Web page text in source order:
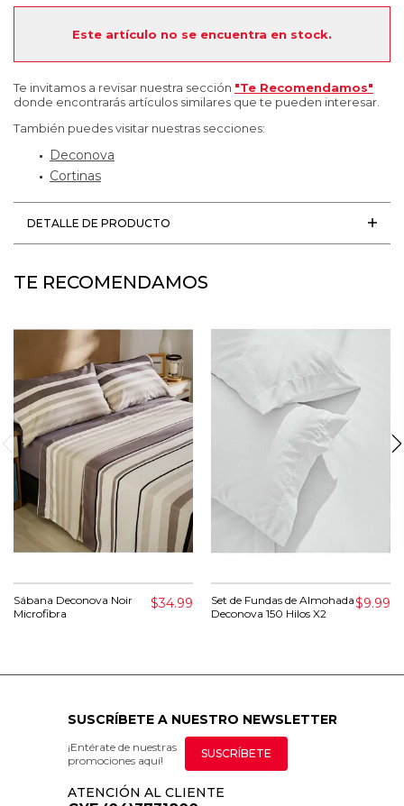
Este artículo no se encuentra en stock.
Te invitamos a revisar nuestra sección "Te Recomendamos"
donde encontrarás artículos similares que te pueden interesar.
También puedes visitar nuestras secciones:
Deconova
Cortinas
DETALLE DE PRODUCTO
TE RECOMENDAMOS
Sábana Deconova Noir
Microfibra
$34.99
Set de Fundas de Almohada
Deconova 150 Hilos X2
$9.99
SUSCRÍBETE A NUESTRO NEWSLETTER
¡Entérate de nuestras
promociones aquí!
SUSCRÍBETE
ATENCIÓN AL CLIENTE